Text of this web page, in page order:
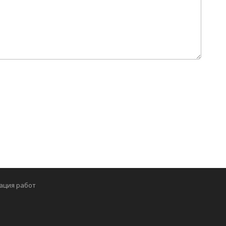
работ